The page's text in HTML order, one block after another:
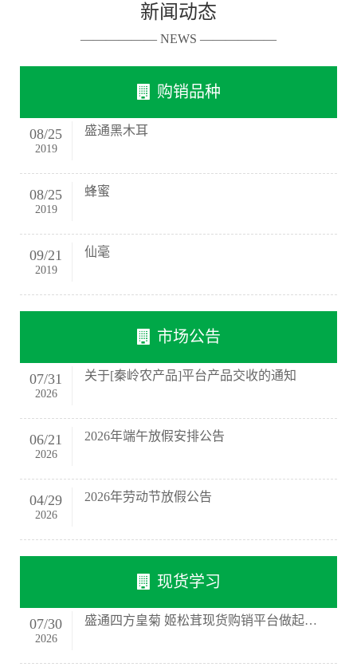
新闻动态
—————— NEWS ——————
购销品种
08/25
2019
盛通黑木耳
08/25
2019
蜂蜜
09/21
2019
仙毫
市场公告
07/31
2026
关于[秦岭农产品]平台产品交收的通知
06/21
2026
2026年端午放假安排公告
04/29
2026
2026年劳动节放假公告
现货学习
07/30
2026
盛通四方皇菊 姬松茸现货购销平台做起来好